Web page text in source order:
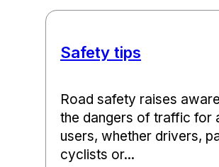
Safety tips
Road safety raises
the dangers of traffic for
users, whether drivers,
cyclists or...